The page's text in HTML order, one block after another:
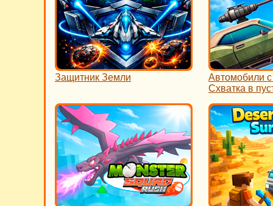
Защитник Земли
Автомобили
Схватка в